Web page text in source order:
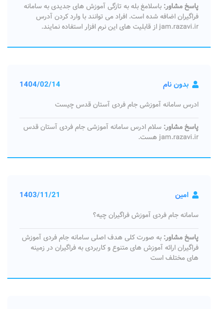
پاسخ مشاور: باسلامغ بله به تازگی آموزش های جدیدی به سامانه
فراگیران اضافه شده است. افراد می توانند با وارد کردن آدرس
jam.razavi.ir از قابلیت های این نرم افزار استفاده نمایند.
بدون نام 1404/02/14
ادرس سامانه آموزشی جام فردی آستان قدس چیست
پاسخ مشاور: سلام ادرس سامانه آموزشی جام فردی آستان قدس
jam.razavi.ir هست.
امین 1403/11/21
سامانه جام فردی آموزش فراگیران چیه؟
پاسخ مشاور: به صورت کلی هدف اصلی سامانه جام فردی آموزش
فراگیران ارائه آموزش‌ های متنوع و کاربردی به فراگیران در زمینه‌
های مختلف است